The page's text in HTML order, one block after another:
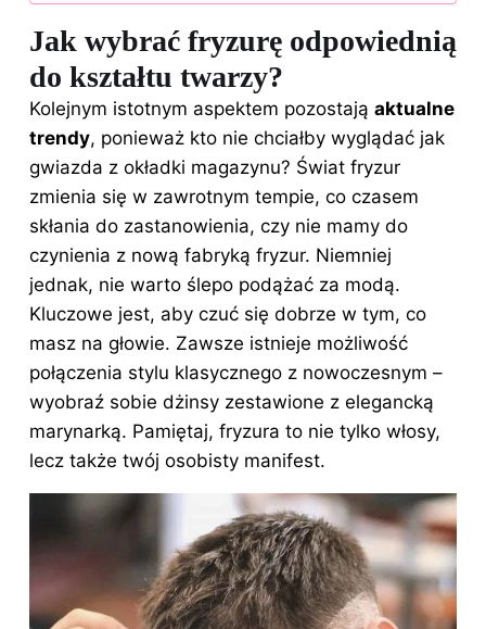
Jak wybrać fryzurę odpowiednią
do kształtu twarzy?
Kolejnym istotnym aspektem pozostają aktualne
trendy, ponieważ kto nie chciałby wyglądać jak
gwiazda z okładki magazynu? Świat fryzur
zmienia się w zawrotnym tempie, co czasem
skłania do zastanowienia, czy nie mamy do
czynienia z nową fabryką fryzur. Niemniej
jednak, nie warto ślepo podążać za modą.
Kluczowe jest, aby czuć się dobrze w tym, co
masz na głowie. Zawsze istnieje możliwość
połączenia stylu klasycznego z nowoczesnym –
wyobraź sobie dżinsy zestawione z elegancką
marynarką. Pamiętaj, fryzura to nie tylko włosy,
lecz także twój osobisty manifest.